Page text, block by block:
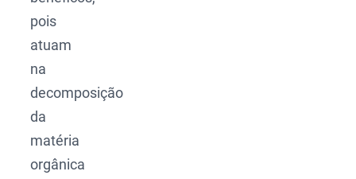
pois
atuam
na
decomposição
da
matéria
orgânica